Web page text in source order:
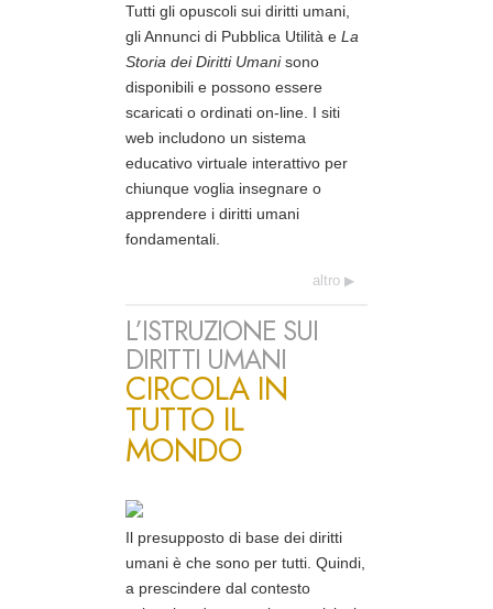
Tutti gli opuscoli sui diritti umani,
gli Annunci di Pubblica Utilità e La
Storia dei Diritti Umanisono
disponibili e possono essere
scaricati o ordinati on-line. I siti
web includono un sistema
educativo virtuale interattivo per
chiunque voglia insegnare o
apprendere i diritti umani
fondamentali.
altro
L’ISTRUZIONE SUI
DIRITTI UMANI
CIRCOLA IN
TUTTO IL
MONDO
Il presupposto di base dei diritti
umani è che sono per tutti. Quindi,
a prescindere dal contesto